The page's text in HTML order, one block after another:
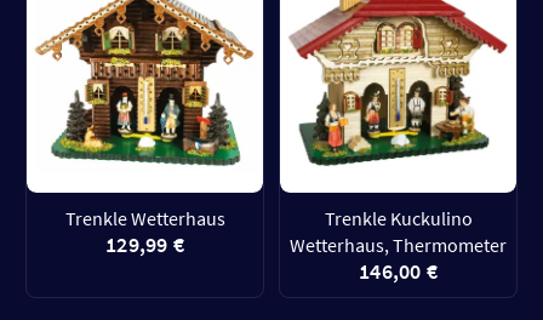
Trenkle Wetterhaus
129,99 €
Trenkle Kuckulino
Wetterhaus, Thermometer
146,00 €